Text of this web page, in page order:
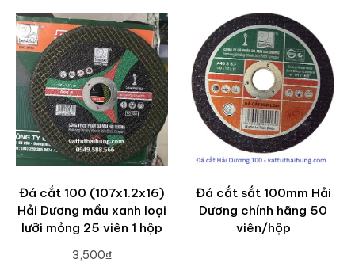
Đá cắt 100 (107x1.2x16)
Hải Dương mầu xanh loại
lưỡi mỏng 25 viên 1 hộp
3,500₫
Đá cắt sắt 100mm Hải
Dương chính hãng 50
viên/hộp